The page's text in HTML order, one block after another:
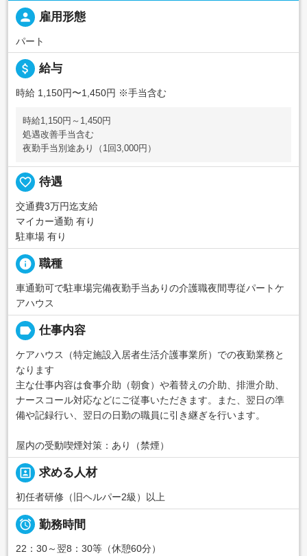
person 雇用形態
パート
attach_money 給与
時給 1,150円〜1,450円 ※手当含む
時給1,150円～1,450円
処遇改善手当含む
夜勤手当別途あり（1回3,000円）
favorite_border 待遇
交通費3万円迄支給
マイカー通勤 有り
駐車場 有り
info 職種
車通勤可で駐車場完備夜勤手当ありの介護職夜間専従パートケ
アハウス
label 仕事内容
ケアハウス（特定施設入居者生活介護事業所）での夜勤業務と
なります
主な仕事内容は食事介助（朝食）や着替えの介助、排泄介助、
ナースコール対応などにご従事いただきます。また、翌日の準
備や記録行い、翌日の日勤の職員に引き継ぎを行います。
屋内の受動喫煙対策：あり（禁煙）
portrait 求める人材
初任者研修（旧ヘルパー2級）以上
 勤務時間
22：30～翌8：30等（休憩60分）